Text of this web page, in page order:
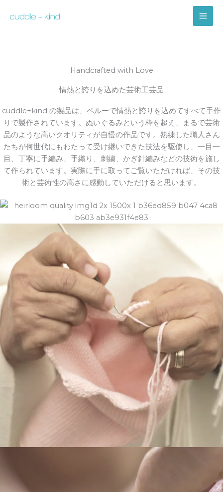
Handcrafted with Love
情熱と誇りを込めた芸術工芸品
cuddle+kind の製品は、ペルーで情熱と誇りを込めてすべて手作
りで製作されています。ぬいぐるみという枠を超え、まるで芸術
品のような高いクオリティが自慢の作品です。熟練した職人さん
たちが何世代にもわたって受け継いできた技法を駆使し、一目一
目、丁寧に手編み、手織り、刺繍、かぎ針編みなどの技術を施し
て作られています。実際に手に取ってご覧いただければ、その技
術と芸術性の高さに感動していただけると思います。